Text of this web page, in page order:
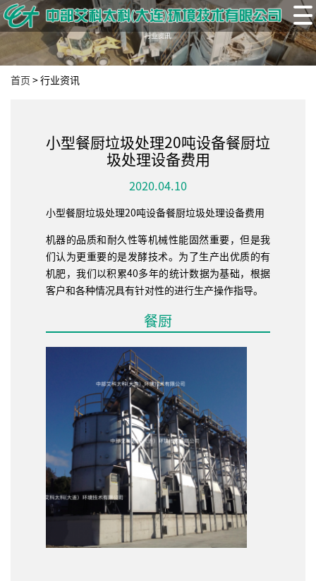
首页 >行业资讯
小型餐厨垃圾处理20吨设备餐厨垃
圾处理设备费用
2020.04.10
小型餐厨垃圾处理20吨设备餐厨垃圾处理设备费用
机器的品质和耐久性等机械性能固然重要，但是我
们认为更重要的是发酵技术。为了生产出优质的有
机肥，我们以积累40多年的统计数据为基础，根据
客户和各种情况具有针对性的进行生产操作指导。
餐厨